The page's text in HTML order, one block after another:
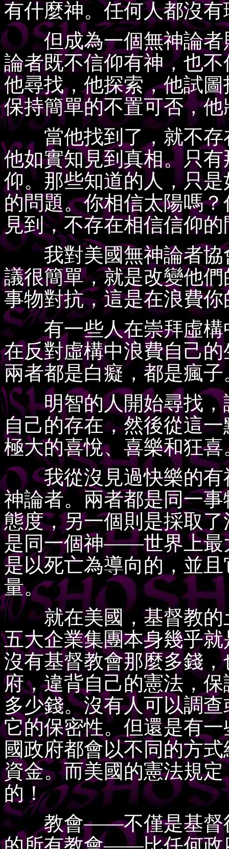
有什麼神。任何人都沒
但成為一個無神論者
論者既不信仰有神，也
他尋找，他探索，他試
保持簡單的不置可否，
當他找到了，就不存
他如實知見到真相。只
仰。那些知道的人，只
的問題。你相信太陽嗎
見到，不存在相信信仰的
我對美國無神論者協
議很簡單，就是改變他
事物對抗，這是在浪費
有一些人在崇拜虛構
在反對虛構中浪費自己
兩者都是白癡，都是瘋子
明智的人開始尋找，
自己的存在，然後從這
極大的喜悅、喜樂和狂喜
我從沒見過快樂的有
神論者。兩者都是同一
態度，另一個則是採取
是同一個神——世界上最
是以死亡為導向的，並
量。
就在美國，基督教的
五大企業集團本身幾乎
沒有基督教會那麼多錢
府，違背自己的憲法，
多少錢。沒有人可以調
它的保密性。但還是有
國政府都會以不同的方
資金。而美國的憲法規
的！
教會——不僅是基督徒